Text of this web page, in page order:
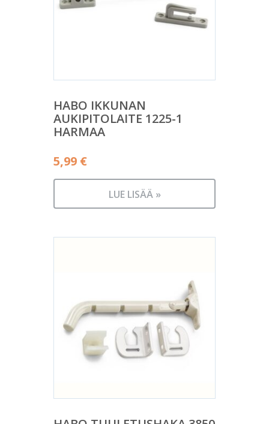
HABO IKKUNAN
AUKIPITOLAITE 1225-1
HARMAA
5,99 €
LUE LISÄÄ »